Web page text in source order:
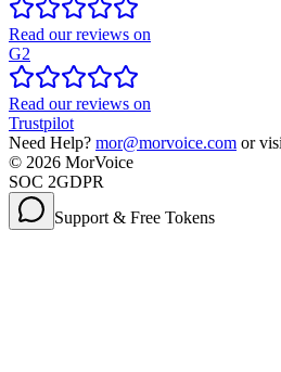
Read our reviews on
G2
Read our reviews on
Trustpilot
Need Help? mor@morvoice.com or
© 2026 MorVoice
SOC 2GDPR
Support & Free Tokens